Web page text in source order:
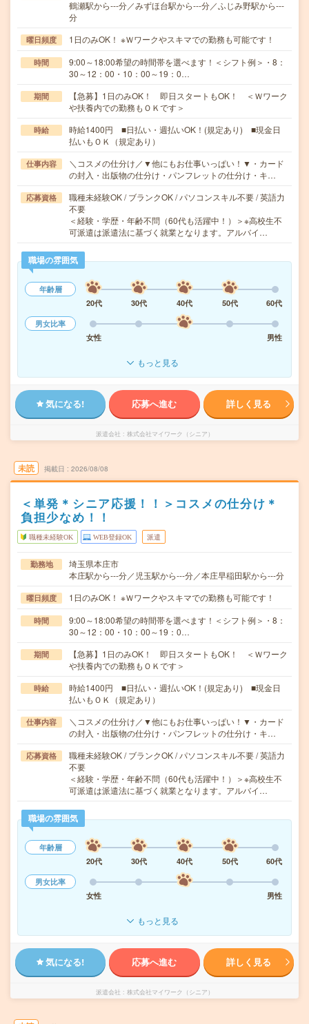
鶴瀬駅から---分／みずほ台駅から---分／ふじみ野駅から---
分
曜日頻度 1日のみOK！ ※Ｗワークやスキマでの勤務も可能です！
時間
9:00～18:00希望の時間帯を選べます！＜シフト例＞・8：
30～12：00・10：00～19：0…
期間
【急募】1日のみOK！ 即日スタートもOK！ ＜Ｗワーク
や扶養内での勤務もＯＫです＞
時給
時給1400円 ■日払い・週払いOK！(規定あり) ■現金日
払いもＯＫ（規定あり）
仕事内容
＼コスメの仕分け／▼他にもお仕事いっぱい！▼・カード
の封入・出版物の仕分け・パンフレットの仕分け・キ…
応募資格
職種未経験OK / ブランクOK / パソコンスキル不要 / 英語力
不要
＜経験・学歴・年齢不問（60代も活躍中！）＞※高校生不
可派遣は派遣法に基づく就業となります。アルバイ…
職場の雰囲気
年齢層
20代
30代 40代 50代
60代
男女比率
女性
男性
もっと見る
気になる! 応募へ進む 詳しく見る
派遣会社 株式会社マイワーク（シニア）
未読 掲載日 2026/08/08
＜単発＊シニア応援！！＞コスメの仕分け＊
負担少なめ！！
職種未経験OK WEB登録OK 派遣
勤務地
埼玉県本庄市
本庄駅から---分／児玉駅から---分／本庄早稲田駅から---分
曜日頻度 1日のみOK！ ※Ｗワークやスキマでの勤務も可能です！
時間
9:00～18:00希望の時間帯を選べます！＜シフト例＞・8：
30～12：00・10：00～19：0…
期間
【急募】1日のみOK！ 即日スタートもOK！ ＜Ｗワーク
や扶養内での勤務もＯＫです＞
時給
時給1400円 ■日払い・週払いOK！(規定あり) ■現金日
払いもＯＫ（規定あり）
仕事内容
＼コスメの仕分け／▼他にもお仕事いっぱい！▼・カード
の封入・出版物の仕分け・パンフレットの仕分け・キ…
応募資格
職種未経験OK / ブランクOK / パソコンスキル不要 / 英語力
不要
＜経験・学歴・年齢不問（60代も活躍中！）＞※高校生不
可派遣は派遣法に基づく就業となります。アルバイ…
職場の雰囲気
年齢層
20代
30代 40代 50代
60代
男女比率
女性
男性
もっと見る
気になる! 応募へ進む 詳しく見る
派遣会社 株式会社マイワーク（シニア）